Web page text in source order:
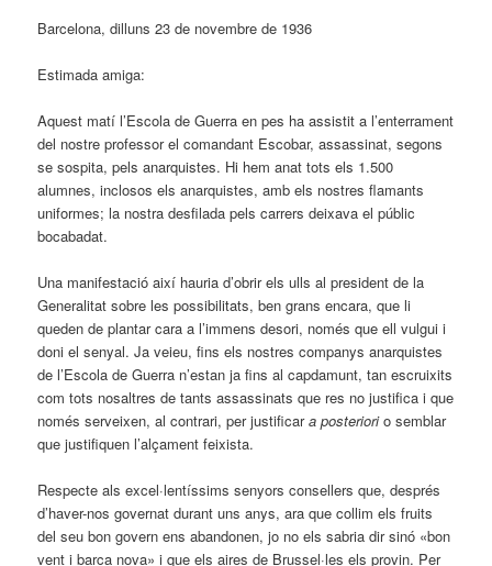
Barcelona, dilluns 23 de novembre de 1936
Estimada amiga:
Aquest matí l’Escola de Guerra en pes ha assistit a l’enterrament
del nostre professor el comandant Escobar, assassinat, segons
se sospita, pels anarquistes. Hi hem anat tots els 1.500
alumnes, inclosos els anarquistes, amb els nostres flamants
uniformes; la nostra desfilada pels carrers deixava el públic
bocabadat.
Una manifestació així hauria d’obrir els ulls al president de la
Generalitat sobre les possibilitats, ben grans encara, que li
queden de plantar cara a l’immens desori, només que ell vulgui i
doni el senyal. Ja veieu, fins els nostres companys anarquistes
de l’Escola de Guerra n’estan ja fins al capdamunt, tan escruixits
com tots nosaltres de tants assassinats que res no justifica i que
només serveixen, al contrari, per justificara posteriorio semblar
que justifiquen l’alçament feixista.
Respecte als excel·lentíssims senyors consellers que, després
d’haver-nos governat durant uns anys, ara que collim els fruits
del seu bon govern ens abandonen, jo no els sabria dir sinó «bon
vent i barca nova» i que els aires de Brussel·les els provin. Per